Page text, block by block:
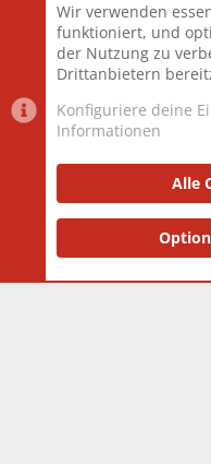
Mitglieder
Neuestes Mitglied
Community platform by
and add-ons by ThemeHouse
Wir verwenden
funktioniert, und
der Nutzung zu
Drittanbietern
Konfiguriere deine
Informationen
Alle